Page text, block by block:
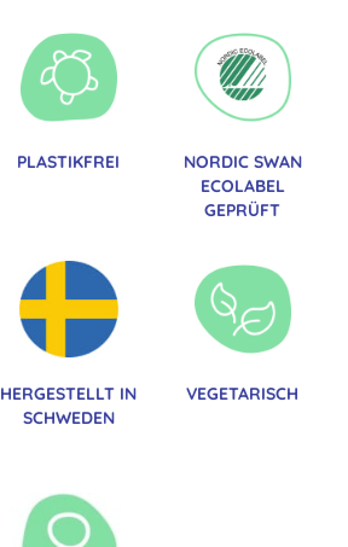
PLASTIKFREI
NORDIC SWAN
ECOLABEL
GEPRÜFT
HERGESTELLT IN
SCHWEDEN
VEGETARISCH